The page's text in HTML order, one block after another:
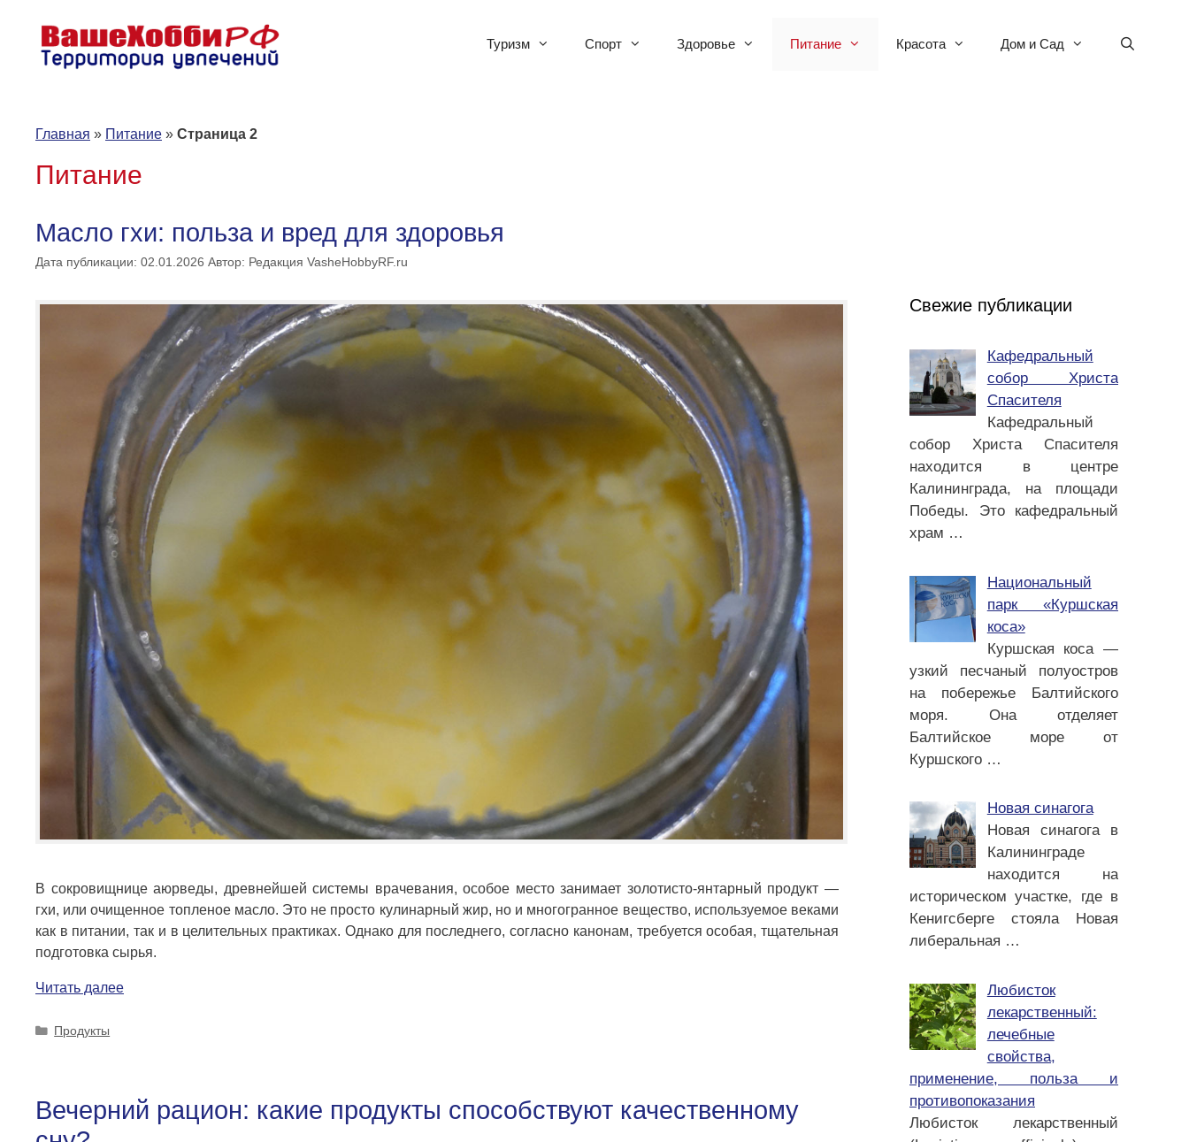
содержимому
Туризм Спорт Здоровье Питание Красота Дом и Сад
Главная » Питание » Страница 2
Питание
Масло гхи: польза и вред для здоровья
Дата публикации: 02.01.2026 Автор: Редакция VasheHobbyRF.ru
В сокровищнице аюрведы, древнейшей системы врачевания, особое место занимает золотисто-янтарный продукт —
гхи, или очищенное топленое масло. Это не просто кулинарный жир, но и многогранное вещество, используемое веками
как в питании, так и в целительных практиках. Однако для последнего, согласно канонам, требуется особая, тщательная
подготовка сырья.
Читать далее
Рубрики
Продукты
Вечерний рацион: какие продукты способствуют качественному
Свежие публикации
Кафедральный
собор Христа
Спасителя
Кафедральный
собор Христа Спасителя
находится в центре
Калининграда, на площади
Победы. Это кафедральный
храм …
Национальный
парк «Куршская
коса»
Куршская коса —
узкий песчаный полуостров
на побережье Балтийского
моря. Она отделяет
Балтийское море от
Куршского …
Новая синагога
Новая синагога в
Калининграде
находится на
историческом участке, где в
Кенигсберге стояла Новая
либеральная …
Любисток
лекарственный:
лечебные
свойства,
применение, польза и
противопоказания
Любисток лекарственный